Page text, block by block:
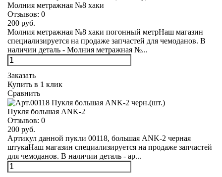
Молния метражная №8 хаки
Отзывов: 0
200 руб.
Молния метражная №8 хаки погонный метрНаш магазин
специализируется на продаже запчастей для чемоданов. В
наличии деталь - Молния метражная №...
Заказать
Купить в 1 клик
Сравнить
Пукля большая ANK-2
Отзывов: 0
200 руб.
Артикул данной пукли 00118, большая ANK-2 черная
штукаНаш магазин специализируется на продаже запчастей
для чемоданов. В наличии деталь - ар...